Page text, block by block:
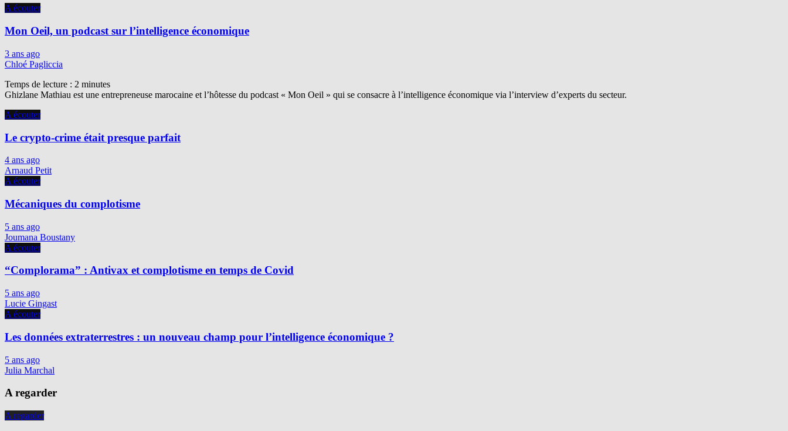
A écouter
Mon Oeil, un podcast sur l’intelligence économique
3 ans ago
Chloé Pagliccia
Temps de lecture : 2 minutes
Ghizlane Mathiau est une entrepreneuse marocaine et l’hôtesse du podcast « Mon Oeil » qui se consacre à l’intelligence économique via l’interview d’experts du secteur.
A écouter
Le crypto-crime était presque parfait
4 ans ago
Arnaud Petit
A écouter
Mécaniques du complotisme
5 ans ago
Joumana Boustany
A écouter
“Complorama” : Antivax et complotisme en temps de Covid
5 ans ago
Lucie Gingast
A écouter
Les données extraterrestres : un nouveau champ pour l’intelligence économique ?
5 ans ago
Julia Marchal
A regarder
A regarder